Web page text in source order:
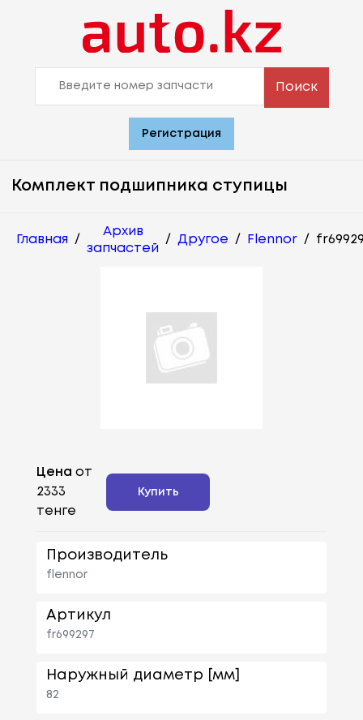
Поиск
Регистрация
Комплект подшипника ступицы
Главная /
Архив
запчастей
/ Другое / Flennor /
Цена от
2333
тенге
Купить
Производитель
flennor
Артикул
fr699297
Наружный диаметр [мм]
82